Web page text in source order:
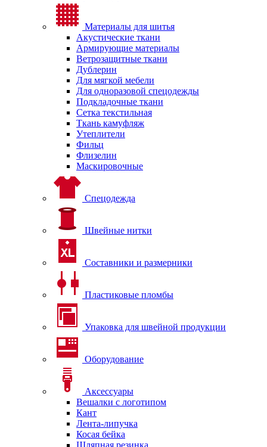
Материалы для шитья
Акустические ткани
Армирующие материалы
Ветрозащитные ткани
Дублерин
Для мягкой мебели
Для одноразовой спецодежды
Подкладочные ткани
Сетка текстильная
Ткань камуфляж
Утеплители
Фильц
Флизелин
Маскировочные
Спецодежда
Швейные нитки
Составники и размерники
Пластиковые пломбы
Упаковка для швейной продукции
Оборудование
Аксессуары
Вешалки с логотипом
Кант
Лента-липучка
Косая бейка
Шляпная резинка